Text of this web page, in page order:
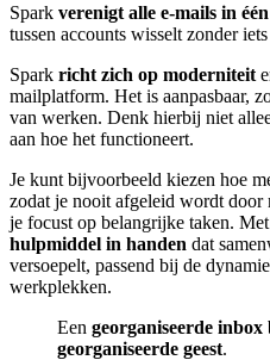
Spark verenigt alle e-mails in
tussen accounts wisselt zonder
Spark richt zich op moderniteit
mailplatform. Het is aanpasbaar,
van werken. Denk hierbij niet
aan hoe het functioneert.
Je kunt bijvoorbeeld kiezen hoe
zodat je nooit afgeleid wordt
je focust op belangrijke taken.
hulpmiddel in handen dat
versoepelt, passend bij de
werkplekken.
Een georganiseerde inbox
georganiseerde geest.